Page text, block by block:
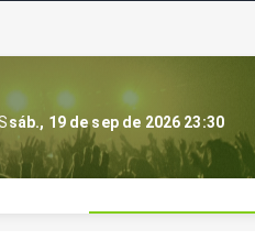
sáb., 19 de sep de 2026 23:30